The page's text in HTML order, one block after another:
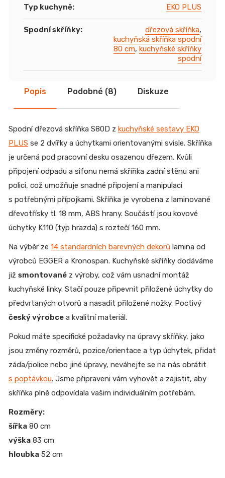
Typ kuchyně: EKO PLUS
Spodní skříňky: dřezová skříňka,
kuchyňská skříňka spodní
80 cm, kuchyňské skříňky
spodní
Popis Podobné (8) Diskuze
Spodní dřezová skříňka S80D z kuchyňské sestavy EKO
PLUS se 2 dvířky a úchytkami orientovanými svisle. Skříňka
je určená pod pracovní desku osazenou dřezem. Kvůli
připojení odpadu a sifonu nemá skříňka zadní stěnu ani
polici, což umožňuje snadné připojení a manipulaci
s potřebnými přípojkami. Skříňka je vyrobena z laminované
dřevotřísky tl. 18 mm, ABS hrany. Součástí jsou kovové
úchytky K110 (typ hrazda) s roztečí 160 mm.
Na výběr ze 14 standardních barevných dekorů lamina od
výrobců EGGER a Kronospan. Kuchyňské skříňky dodáváme
již smontované z výroby, což vám usnadní montáž
kuchyňské linky. Stačí pouze připevnit přiložené úchytky do
předvrtaných otvorů a nasadit přiložené nožky. Poctivý
český výrobce a kvalitní materiál.
Pokud máte specifické požadavky na úpravy skříňky, jako
jsou změny rozměrů, pozice/orientace a typ úchytek, přidat
záda/police nebo jiné úpravy, neváhejte se na nás obrátit
s poptávkou. Jsme připraveni vám vyhovět a zajistit, aby
skříňka plně odpovídala vašim individuálním potřebám.
Rozměry:
šířka 80 cm
výška 83 cm
hloubka 52 cm